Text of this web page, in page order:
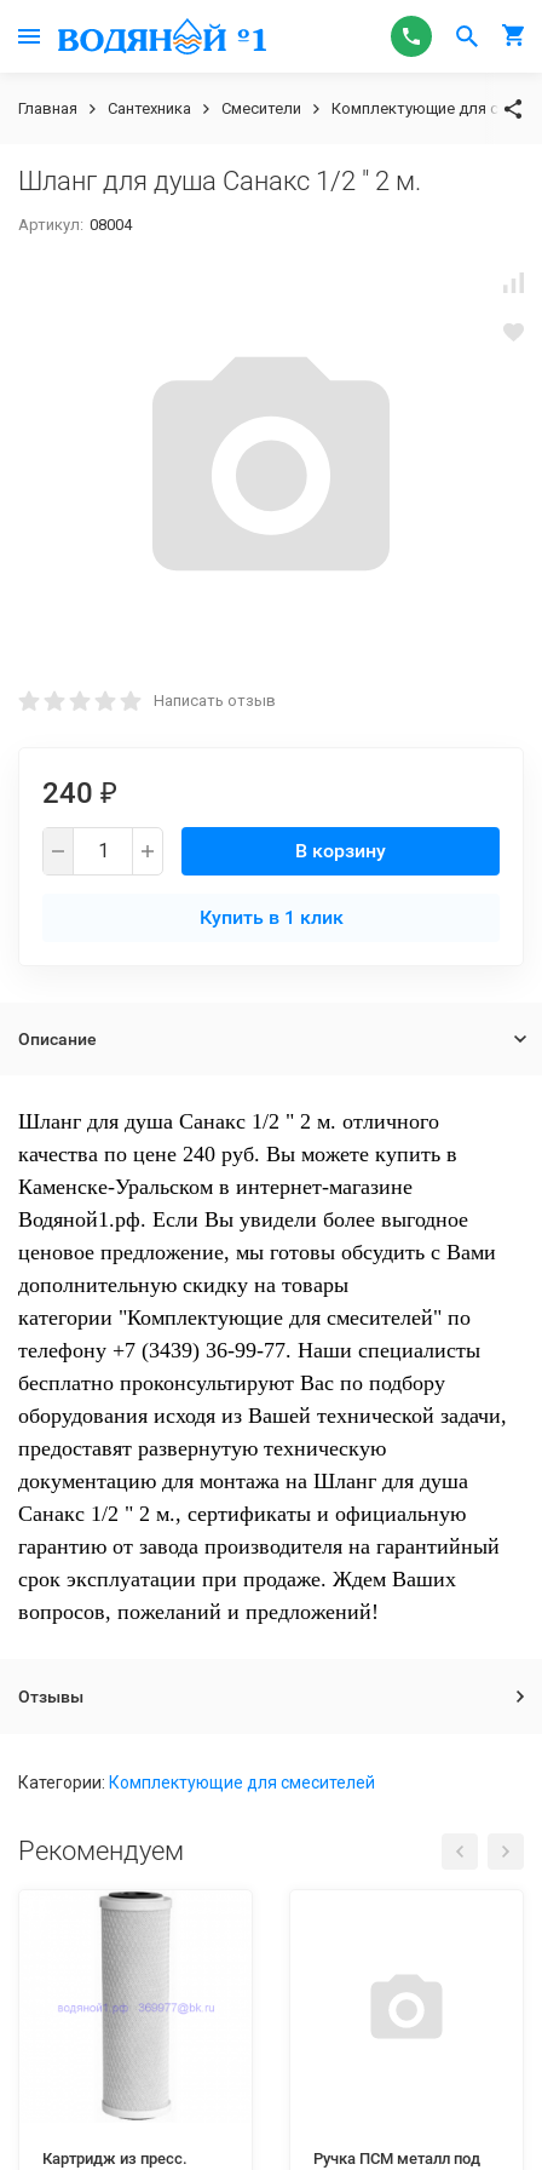
Главная Сантехника Смесители Комплектующие для
Шланг для душа Санакс 1/2 " 2 м.
Артикул: 08004
Написать отзыв
240 ₽
В корзину
Купить в 1 клик
Описание
Шланг для душа Санакс 1/2 " 2 м. отличного
качества по цене 240 руб. Вы можете купить в
Каменске-Уральском в интернет-магазине
Водяной1.рф. Если Вы увидели более выгодное
ценовое предложение, мы готовы обсудить с Вами
дополнительную скидку на товары
категории "Комплектующие для смесителей" по
телефону +7 (3439) 36-99-77. Наши специалисты
бесплатно проконсультируют Вас по подбору
оборудования исходя из Вашей технической задачи,
предоставят развернутую техническую
документацию для монтажа на Шланг для душа
Санакс 1/2 " 2 м., сертификаты и официальную
гарантию от завода производителя на гарантийный
срок эксплуатации при продаже. Ждем Ваших
вопросов, пожеланий и предложений!
Отзывы
Категории: Комплектующие для смесителей
Рекомендуем
Картридж из пресс.
Ручка ПСМ металл под